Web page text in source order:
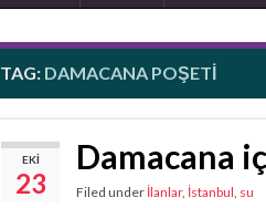
TAG: DAMACANA POŞETI
EKI
23
Damacana
Filed under İlanlar, İstanbul, su